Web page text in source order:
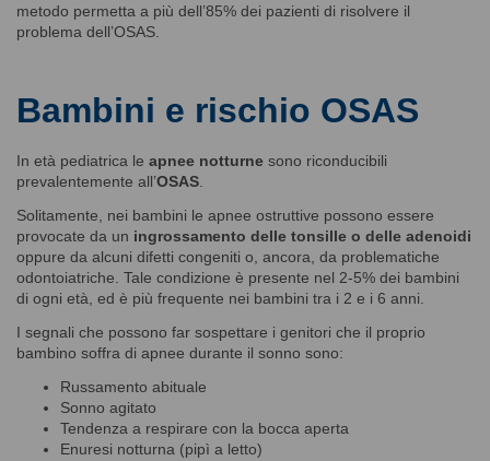
metodo permetta a più dell’85% dei pazienti di risolvere il
problema dell’OSAS.
Bambini e rischio OSAS
In età pediatrica le apnee notturne sono riconducibili
prevalentemente all’OSAS
Solitamente, nei bambini le apnee ostruttive possono essere
provocate da un ingrossamento delle tonsille o delle adenoidi
oppure da alcuni difetti congeniti o, ancora, da problematiche
odontoiatriche. Tale condizione è presente nel 2-5% dei bambini
di ogni età, ed è più frequente nei bambini tra i 2 e i 6 anni.
I segnali che possono far sospettare i genitori che il proprio
bambino soffra di apnee durante il sonno sono:
Russamento abituale
Sonno agitato
Tendenza a respirare con la bocca aperta
Enuresi notturna (pipì a letto)